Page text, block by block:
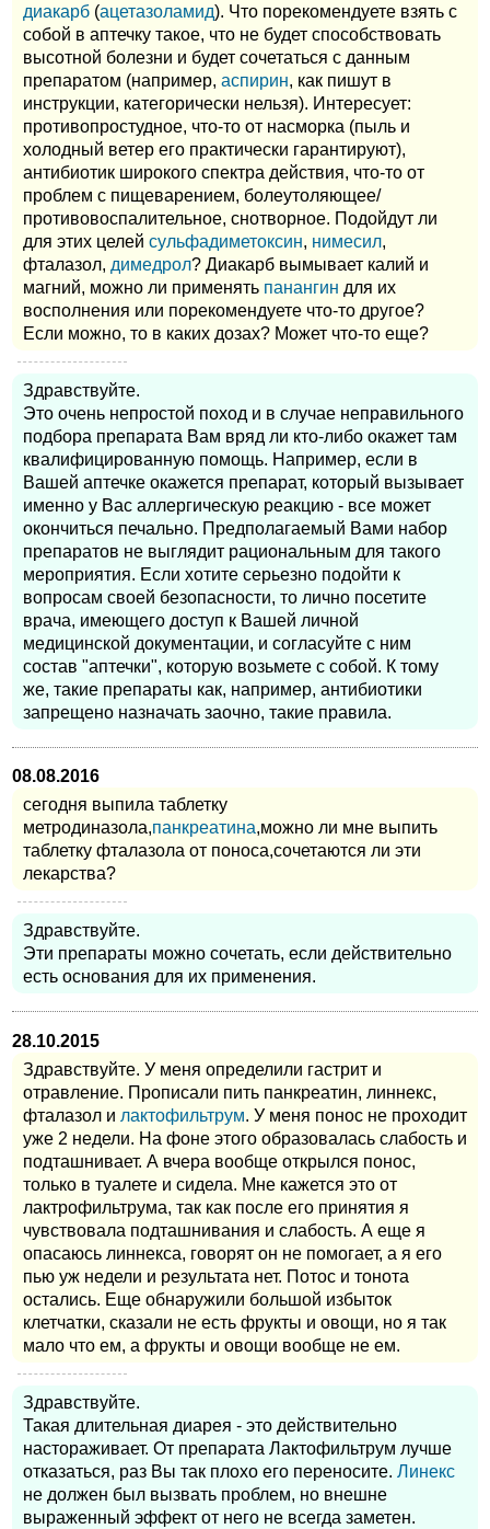
диакарб (ацетазоламид). Что порекомендуете взять с
собой в аптечку такое, что не будет способствовать
высотной болезни и будет сочетаться с данным
препаратом (например, аспирин, как пишут в
инструкции, категорически нельзя). Интересует:
противопростудное, что-то от насморка (пыль и
холодный ветер его практически гарантируют),
антибиотик широкого спектра действия, что-то от
проблем с пищеварением, болеутоляющее/
противовоспалительное, снотворное. Подойдут ли
для этих целей сульфадиметоксин, нимесил,
фталазол, димедрол? Диакарб вымывает калий и
магний, можно ли применять панангин для их
восполнения или порекомендуете что-то другое?
Если можно, то в каких дозах? Может что-то еще?
Здравствуйте.
Это очень непростой поход и в случае неправильного
подбора препарата Вам вряд ли кто-либо окажет там
квалифицированную помощь. Например, если в
Вашей аптечке окажется препарат, который вызывает
именно у Вас аллергическую реакцию - все может
окончиться печально. Предполагаемый Вами набор
препаратов не выглядит рациональным для такого
мероприятия. Если хотите серьезно подойти к
вопросам своей безопасности, то лично посетите
врача, имеющего доступ к Вашей личной
медицинской документации, и согласуйте с ним
состав "аптечки", которую возьмете с собой. К тому
же, такие препараты как, например, антибиотики
запрещено назначать заочно, такие правила.
08.08.2016
сегодня выпила таблетку
метродиназола,панкреатина,можно ли мне выпить
таблетку фталазола от поноса,сочетаются ли эти
лекарства?
Здравствуйте.
Эти препараты можно сочетать, если действительно
есть основания для их применения.
28.10.2015
Здравствуйте. У меня определили гастрит и
отравление. Прописали пить панкреатин, линнекс,
фталазол и лактофильтрум. У меня понос не проходит
уже 2 недели. На фоне этого образовалась слабость и
подташнивает. А вчера вообще открылся понос,
только в туалете и сидела. Мне кажется это от
лактрофильтрума, так как после его принятия я
чувствовала подташнивания и слабость. А еще я
опасаюсь линнекса, говорят он не помогает, а я его
пью уж недели и результата нет. Потос и тонота
остались. Еще обнаружили большой избыток
клетчатки, сказали не есть фрукты и овощи, но я так
мало что ем, а фрукты и овощи вообще не ем.
Здравствуйте.
Такая длительная диарея - это действительно
настораживает. От препарата Лактофильтрум лучше
отказаться, раз Вы так плохо его переносите. Линекс
не должен был вызвать проблем, но внешне
выраженный эффект от него не всегда заметен.